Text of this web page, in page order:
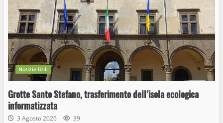
Notizie Utili
Grotte Santo Stefano, trasferimento dell’isola ecologica
informatizzata
3 Agosto 2026 39